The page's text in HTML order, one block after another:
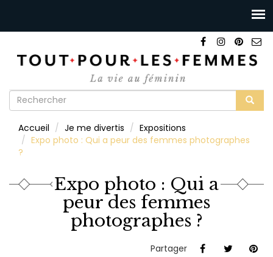
Formulaire
recherche
Accueil Je me divertis
Expositions
Expo photo : Qui a peur des femmes photographes
?
Expo photo : Qui a
peur des femmes
photographes ?
Partager